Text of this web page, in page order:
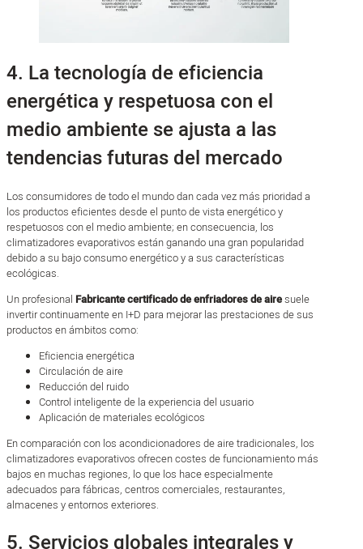
4. La tecnología de eficiencia
energética y respetuosa con el
medio ambiente se ajusta a las
tendencias futuras del mercado
Los consumidores de todo el mundo dan cada vez más prioridad a
los productos eficientes desde el punto de vista energético y
respetuosos con el medio ambiente; en consecuencia, los
climatizadores evaporativos están ganando una gran popularidad
debido a su bajo consumo energético y a sus características
ecológicas.
Un profesional Fabricante certificado de enfriadores de airesuele
invertir continuamente en I+D para mejorar las prestaciones de sus
productos en ámbitos como:
Eficiencia energética
Circulación de aire
Reducción del ruido
Control inteligente de la experiencia del usuario
Aplicación de materiales ecológicos
En comparación con los acondicionadores de aire tradicionales, los
climatizadores evaporativos ofrecen costes de funcionamiento más
bajos en muchas regiones, lo que los hace especialmente
adecuados para fábricas, centros comerciales, restaurantes,
almacenes y entornos exteriores.
5. Servicios globales integrales y